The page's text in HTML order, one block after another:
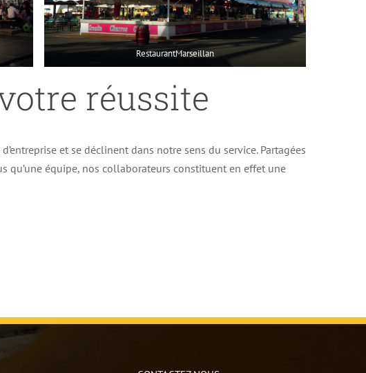
RestaurantMarseillan
réussite
et se déclinent dans notre sens du service. Partagées
qu’une équipe, nos collaborateurs constituent en effet une